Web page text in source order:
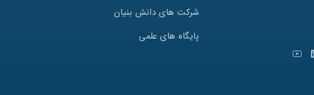
شرکت های دانش بنیان
پایگاه های علمی